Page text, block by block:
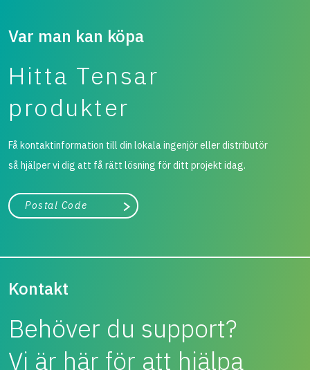
Var man kan köpa
Hitta Tensar
produkter
Få kontaktinformation till din lokala ingenjör eller distributör
så hjälper vi dig att få rätt lösning för ditt projekt idag.
Stad, land
Påbörja sökning
Kontakt
Behöver du support?
Vi är här för att hjälpa